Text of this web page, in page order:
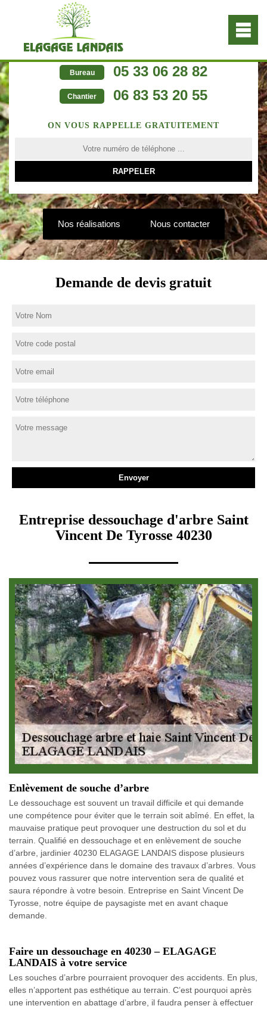
Bureau 05 33 06 28 82
Chantier 06 83 53 20 55
ON VOUS RAPPELLE GRATUITEMENT
Nos réalisations Nous contacter
Demande de devis gratuit
Entreprise dessouchage d'arbre Saint
Vincent De Tyrosse 40230
Enlèvement de souche d’arbre
Le dessouchage est souvent un travail difficile et qui demande
une compétence pour éviter que le terrain soit abîmé. En effet, la
mauvaise pratique peut provoquer une destruction du sol et du
terrain. Qualifié en dessouchage et en enlèvement de souche
d’arbre, jardinier 40230 ELAGAGE LANDAIS dispose plusieurs
années d’expérience dans le domaine des travaux d’arbres. Vous
pouvez vous rassurer que notre intervention sera de qualité et
saura répondre à votre besoin. Entreprise en Saint Vincent De
Tyrosse, notre équipe de paysagiste met en avant chaque
demande.
Faire un dessouchage en 40230 – ELAGAGE
LANDAIS à votre service
Les souches d’arbre pourraient provoquer des accidents. En plus,
elles n’apportent pas esthétique au terrain. C’est pourquoi après
une intervention en abattage d’arbre, il faudra penser à effectuer